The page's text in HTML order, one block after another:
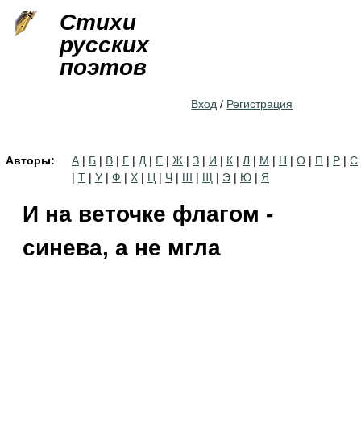
Стихи
русских
поэтов
Вход / Регистрация
Авторы: А | Б | В | Г | Д | Е | Ж | З | И | К | Л | М | Н | О | П | Р | С
| Т | У | Ф | Х | Ц | Ч | Ш | Щ | Э | Ю | Я
И на веточке флагом -
синева, а не мгла